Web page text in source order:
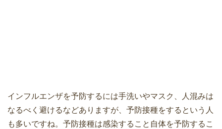
インフルエンザを予防するには手洗いやマスク、人混みは
なるべく避けるなどありますが、予防接種をするという人
も多いですね。予防接種は感染すること自体を予防するこ